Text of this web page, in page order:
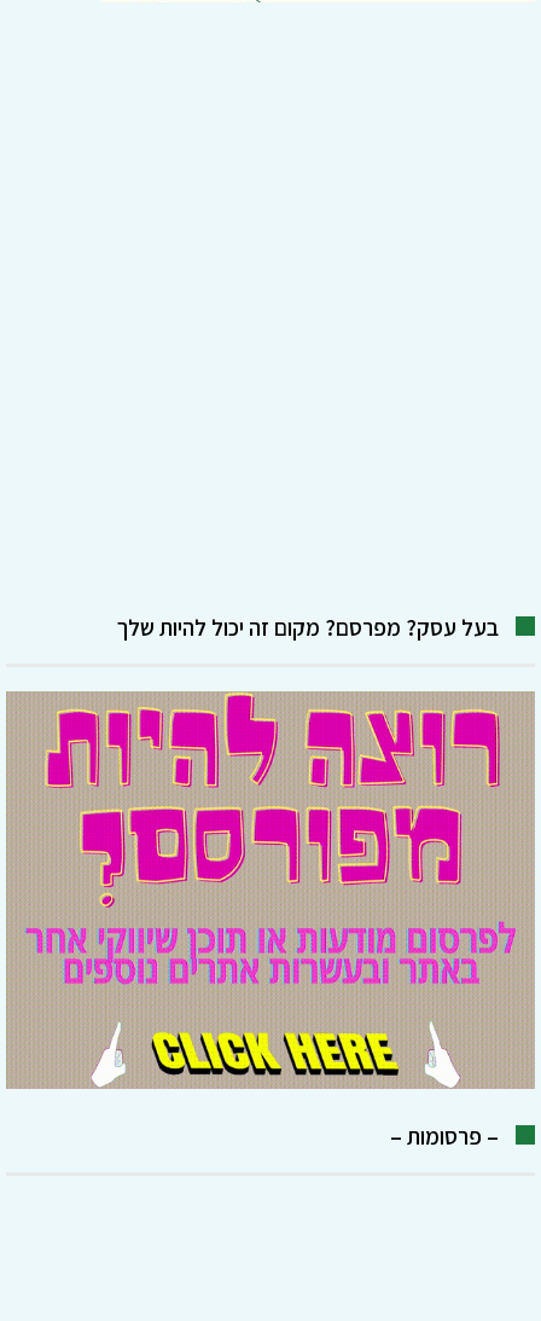
בעל עסק? מפרסם? מקום זה יכול להיות שלך
– פרסומות –